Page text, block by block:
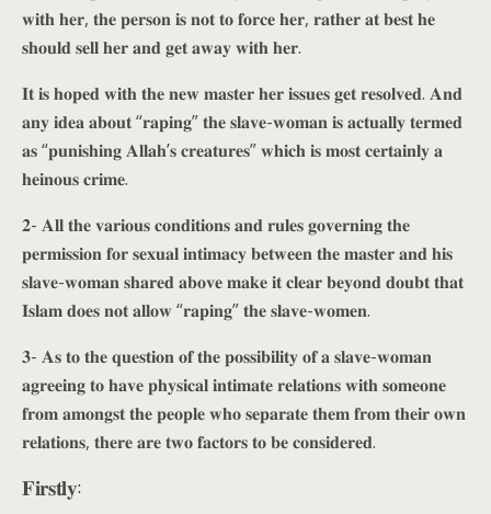
𝐰𝐢𝐭𝐡 𝐡𝐞𝐫, 𝐭𝐡𝐞 𝐩𝐞𝐫𝐬𝐨𝐧 𝐢𝐬 𝐧𝐨𝐭 𝐭𝐨 𝐟𝐨𝐫𝐜𝐞 𝐡𝐞𝐫, 𝐫𝐚𝐭𝐡𝐞𝐫 𝐚𝐭 𝐛𝐞𝐬𝐭 𝐡𝐞
𝐬𝐡𝐨𝐮𝐥𝐝 𝐬𝐞𝐥𝐥 𝐡𝐞𝐫 𝐚𝐧𝐝 𝐠𝐞𝐭 𝐚𝐰𝐚𝐲 𝐰𝐢𝐭𝐡 𝐡𝐞𝐫.
𝐈𝐭 𝐢𝐬 𝐡𝐨𝐩𝐞𝐝 𝐰𝐢𝐭𝐡 𝐭𝐡𝐞 𝐧𝐞𝐰 𝐦𝐚𝐬𝐭𝐞𝐫 𝐡𝐞𝐫 𝐢𝐬𝐬𝐮𝐞𝐬 𝐠𝐞𝐭 𝐫𝐞𝐬𝐨𝐥𝐯𝐞𝐝. 𝐀𝐧𝐝
𝐚𝐧𝐲 𝐢𝐝𝐞𝐚 𝐚𝐛𝐨𝐮𝐭 “𝐫𝐚𝐩𝐢𝐧𝐠” 𝐭𝐡𝐞 𝐬𝐥𝐚𝐯𝐞-𝐰𝐨𝐦𝐚𝐧 𝐢𝐬 𝐚𝐜𝐭𝐮𝐚𝐥𝐥𝐲 𝐭𝐞𝐫𝐦𝐞𝐝
𝐚𝐬 “𝐩𝐮𝐧𝐢𝐬𝐡𝐢𝐧𝐠 𝐀𝐥𝐥𝐚𝐡’𝐬 𝐜𝐫𝐞𝐚𝐭𝐮𝐫𝐞𝐬” 𝐰𝐡𝐢𝐜𝐡 𝐢𝐬 𝐦𝐨𝐬𝐭 𝐜𝐞𝐫𝐭𝐚𝐢𝐧𝐥𝐲 𝐚
𝐡𝐞𝐢𝐧𝐨𝐮𝐬 𝐜𝐫𝐢𝐦𝐞.
𝟐- 𝐀𝐥𝐥 𝐭𝐡𝐞 𝐯𝐚𝐫𝐢𝐨𝐮𝐬 𝐜𝐨𝐧𝐝𝐢𝐭𝐢𝐨𝐧𝐬 𝐚𝐧𝐝 𝐫𝐮𝐥𝐞𝐬 𝐠𝐨𝐯𝐞𝐫𝐧𝐢𝐧𝐠 𝐭𝐡𝐞
𝐩𝐞𝐫𝐦𝐢𝐬𝐬𝐢𝐨𝐧 𝐟𝐨𝐫 𝐬𝐞𝐱𝐮𝐚𝐥 𝐢𝐧𝐭𝐢𝐦𝐚𝐜𝐲 𝐛𝐞𝐭𝐰𝐞𝐞𝐧 𝐭𝐡𝐞 𝐦𝐚𝐬𝐭𝐞𝐫 𝐚𝐧𝐝 𝐡𝐢𝐬
𝐬𝐥𝐚𝐯𝐞-𝐰𝐨𝐦𝐚𝐧 𝐬𝐡𝐚𝐫𝐞𝐝 𝐚𝐛𝐨𝐯𝐞 𝐦𝐚𝐤𝐞 𝐢𝐭 𝐜𝐥𝐞𝐚𝐫 𝐛𝐞𝐲𝐨𝐧𝐝 𝐝𝐨𝐮𝐛𝐭 𝐭𝐡𝐚𝐭
𝐈𝐬𝐥𝐚𝐦 𝐝𝐨𝐞𝐬 𝐧𝐨𝐭 𝐚𝐥𝐥𝐨𝐰 “𝐫𝐚𝐩𝐢𝐧𝐠” 𝐭𝐡𝐞 𝐬𝐥𝐚𝐯𝐞-𝐰𝐨𝐦𝐞𝐧.
𝟑- 𝐀𝐬 𝐭𝐨 𝐭𝐡𝐞 𝐪𝐮𝐞𝐬𝐭𝐢𝐨𝐧 𝐨𝐟 𝐭𝐡𝐞 𝐩𝐨𝐬𝐬𝐢𝐛𝐢𝐥𝐢𝐭𝐲 𝐨𝐟 𝐚 𝐬𝐥𝐚𝐯𝐞-𝐰𝐨𝐦𝐚𝐧
𝐚𝐠𝐫𝐞𝐞𝐢𝐧𝐠 𝐭𝐨 𝐡𝐚𝐯𝐞 𝐩𝐡𝐲𝐬𝐢𝐜𝐚𝐥 𝐢𝐧𝐭𝐢𝐦𝐚𝐭𝐞 𝐫𝐞𝐥𝐚𝐭𝐢𝐨𝐧𝐬 𝐰𝐢𝐭𝐡 𝐬𝐨𝐦𝐞𝐨𝐧𝐞
𝐟𝐫𝐨𝐦 𝐚𝐦𝐨𝐧𝐠𝐬𝐭 𝐭𝐡𝐞 𝐩𝐞𝐨𝐩𝐥𝐞 𝐰𝐡𝐨 𝐬𝐞𝐩𝐚𝐫𝐚𝐭𝐞 𝐭𝐡𝐞𝐦 𝐟𝐫𝐨𝐦 𝐭𝐡𝐞𝐢𝐫 𝐨𝐰𝐧
𝐫𝐞𝐥𝐚𝐭𝐢𝐨𝐧𝐬, 𝐭𝐡𝐞𝐫𝐞 𝐚𝐫𝐞 𝐭𝐰𝐨 𝐟𝐚𝐜𝐭𝐨𝐫𝐬 𝐭𝐨 𝐛𝐞 𝐜𝐨𝐧𝐬𝐢𝐝𝐞𝐫𝐞𝐝.
𝐅𝐢𝐫𝐬𝐭𝐥𝐲: